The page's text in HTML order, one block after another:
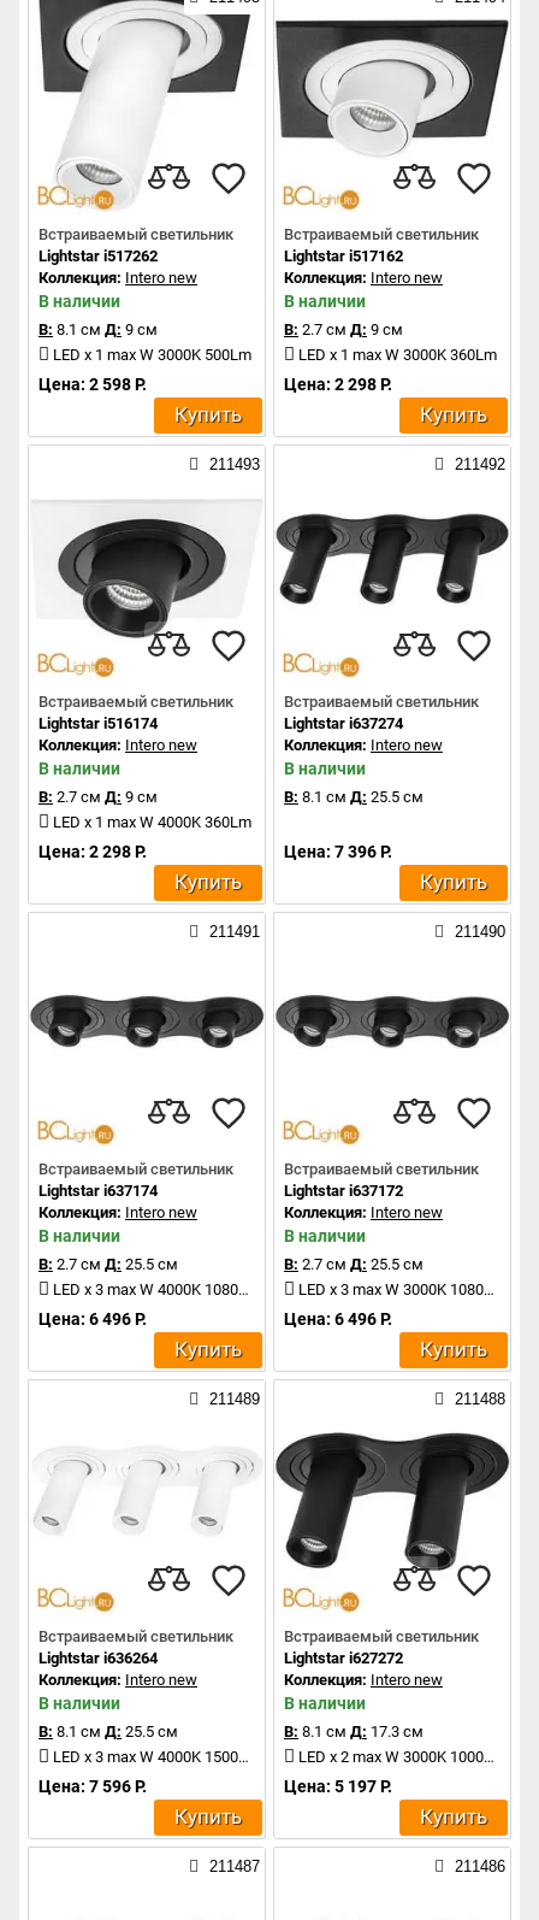
Встраиваемый светильник
Lightstar i517262
Коллекция: Intero new
В наличии
В: 8.1 см Д: 9 см
LED x 1 max W 3000K 500Lm
Цена: 2 598 Р.
Купить
Встраиваемый светильник
Lightstar i517162
Коллекция: Intero new
В наличии
В: 2.7 см Д: 9 см
LED x 1 max W 3000K 360Lm
Цена: 2 298 Р.
Купить
211493
Встраиваемый светильник
Lightstar i516174
Коллекция: Intero new
В наличии
В: 2.7 см Д: 9 см
LED x 1 max W 4000K 360Lm
Цена: 2 298 Р.
Купить
211492
Встраиваемый светильник
Lightstar i637274
Коллекция: Intero new
В наличии
В: 8.1 см Д: 25.5 см
Цена: 7 396 Р.
Купить
211491
Встраиваемый светильник
Lightstar i637174
Коллекция: Intero new
В наличии
В: 2.7 см Д: 25.5 см
LED x 3 max W 4000K 1080Lm
Цена: 6 496 Р.
Купить
211490
Встраиваемый светильник
Lightstar i637172
Коллекция: Intero new
В наличии
В: 2.7 см Д: 25.5 см
LED x 3 max W 3000K 1080Lm
Цена: 6 496 Р.
Купить
211489
Встраиваемый светильник
Lightstar i636264
Коллекция: Intero new
В наличии
В: 8.1 см Д: 25.5 см
LED x 3 max W 4000K 1500Lm
Цена: 7 596 Р.
Купить
211488
Встраиваемый светильник
Lightstar i627272
Коллекция: Intero new
В наличии
В: 8.1 см Д: 17.3 см
LED x 2 max W 3000K 1000Lm
Цена: 5 197 Р.
Купить
211487 211486